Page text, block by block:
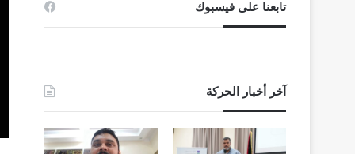
تابعنا على فيسبوك
آخر أخبار الحركة